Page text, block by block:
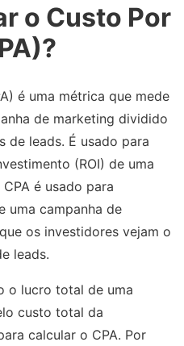
o Custo Por
é uma métrica que mede
de marketing dividido
de leads. É usado para
(ROI) de uma
é usado para
uma campanha de
os investidores vejam o
leads.
o lucro total de uma
custo total da
calcular o CPA. Por